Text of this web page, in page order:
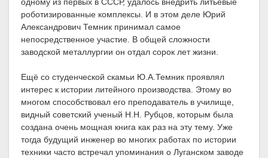
одному из первых в СССР, удалось внедрить литьевые
роботизированные комплексы. И в этом деле Юрий
Александрович Темник принимал самое
непосредственное участие. В общей сложности
заводской металлургии он отдал сорок лет жизни.
Ещё со студенческой скамьи Ю.А.Темник проявлял
интерес к истории литейного производства. Этому во
многом способствовал его преподаватель в училище,
видный советский ученый Н.Н. Рубцов, которым была
создана очень мощная книга как раз на эту тему. Уже
тогда будущий инженер во многих работах по истории
техники часто встречал упоминания о Луганском заводе